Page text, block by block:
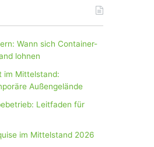
Wann sich Container-
lohnen
im Mittelstand:
Außengelände
Leitfaden für
im Mittelstand 2026